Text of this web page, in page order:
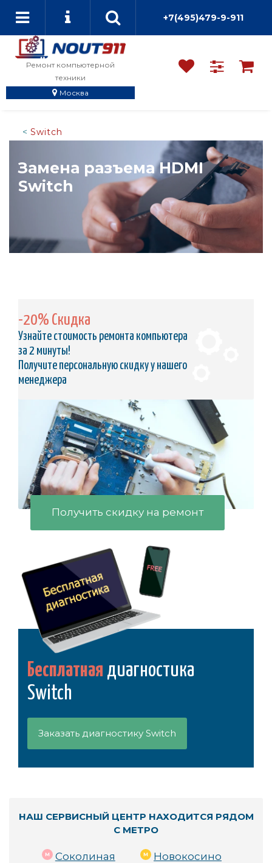
+7(495)479-9-911
Ремонт компьютерной
техники
Москва
Switch
Замена разъема HDMI
Switch
-20% Скидка
Узнайте стоимость ремонта компьютера
за 2 минуты!
Получите персональную скидку у нашего
менеджера
Получить скидку на ремонт
Бесплатная диагностика
Switch
Заказать диагностику Switch
НАШ СЕРВИСНЫЙ ЦЕНТР НАХОДИТСЯ РЯДОМ
С МЕТРО
Соколиная
Новокосино